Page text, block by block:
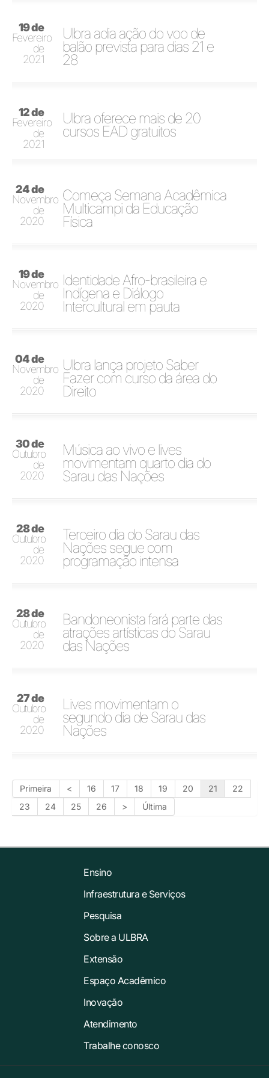
19 de
Fevereiro
de
2021
Ulbra adia ação do voo de
balão prevista para dias 21 e
28
12 de
Fevereiro
de
2021
Ulbra oferece mais de 20
cursos EAD gratuitos
24 de
Novembro
de
2020
Começa Semana Acadêmica
Multicampi da Educação
Física
19 de
Novembro
de
2020
Identidade Afro-brasileira e
Indígena e Diálogo
Intercultural em pauta
04 de
Novembro
de
2020
Ulbra lança projeto Saber
Fazer com curso da área do
Direito
30 de
Outubro
de
2020
Música ao vivo e lives
movimentam quarto dia do
Sarau das Nações
28 de
Outubro
de
2020
Terceiro dia do Sarau das
Nações segue com
programação intensa
28 de
Outubro
de
2020
Bandoneonista fará parte das
atrações artísticas do Sarau
das Nações
27 de
Outubro
de
2020
Lives movimentam o
segundo dia de Sarau das
Nações
Primeira < 16 17 18 19 20 21
22
23
24 25 26 > Última
Ensino
Infraestrutura e Serviços
Pesquisa
Sobre a ULBRA
Extensão
Espaço Acadêmico
Inovação
Atendimento
Trabalhe conosco